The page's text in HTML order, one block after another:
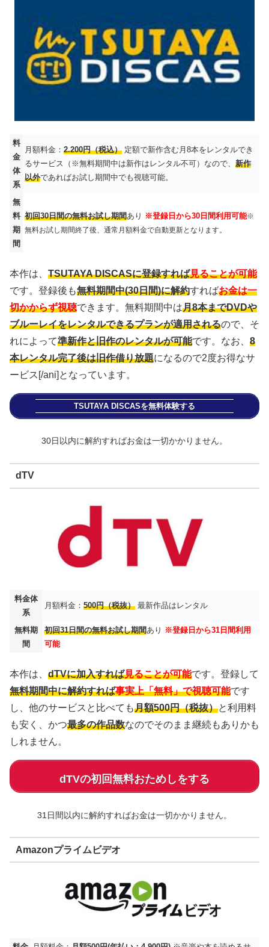
料
金
体
系
月額料金： 2.200円（税込） 定額で新作含む月8本をレンタルでき
るサービス（※無料期間中は新作はレンタル不可）なので、 新作
以外であればお試し期間中でも視聴可能。
無
料
期
間
初回30日間の無料お試し期間あり ※登録日から30日間利用可能※
無料お試し期間終了後、通常月額料金で自動更新となります。
本作は、 TSUTAYA DISCASに登録すれば見ることが可能
です。登録後も無料期間中(30日間)に解約すればお金は一
切かからず視聴できます。無料期間中は月8本までDVDや
ブルーレイをレンタルできるプランが適用されるので、そ
れによって準新作と旧作のレンタルが可能です。なお、 8
本レンタル完了後は旧作借り放題になるので2度お得なサ
ービス[/ani]となっています。
TSUTAYA DISCASを無料体験する
30日以内に解約すればお金は一切かかりません。
dTV
料金体
系
月額料金： 500円（税抜） 最新作品はレンタル
無料期
間
初回31日間の無料お試し期間あり ※登録日から31日間利用
可能
本作は、 dTVに加入すれば見ることが可能です。登録して
無料期間中に解約すれば事実上「無料」で視聴可能です
し、他のサービスと比べても月額500円（税抜）と利用料
も安く、かつ最多の作品数なのでそのまま継続もありかも
しれません。
dTVの初回無料おためしをする
31日間以内に解約すればお金は一切かかりません。
Amazonプライムビデオ